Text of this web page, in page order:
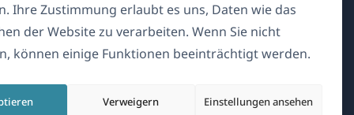
Ihre Zustimmung erlaubt es uns, Daten wie das
der Website zu verarbeiten. Wenn Sie nicht
können einige Funktionen beeinträchtigt werden.
Verweigern Einstellungen ansehen
Über WPML
DSGVO & Datenschutzrichtlinie
Unserem Team beitreten
in